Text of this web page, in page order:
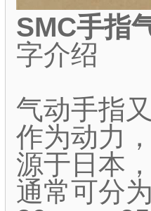
SMC手指
字介绍
气动手指
作为动力
源于日本
通常可分